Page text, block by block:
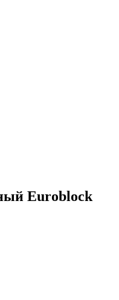
Euroblock